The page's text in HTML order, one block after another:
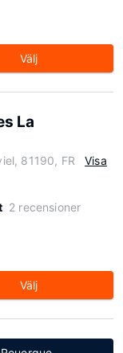
Välj
La
81190, FR
Visa
2 recensioner
Välj